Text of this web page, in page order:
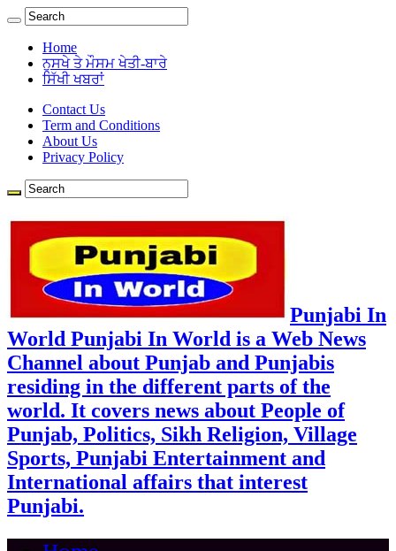
Home
ਨੁਸਖੇ ਤੇ ਮੌਸਮ ਖੇਤੀ-ਬਾਰੇ
ਸਿੱਖੀ ਖਬਰਾਂ
Contact Us
Term and Conditions
About Us
Privacy Policy
Punjabi In
World Punjabi In World is a Web News
Channel about Punjab and Punjabis
residing in the different parts of the
world. It covers news about People of
Punjab, Politics, Sikh Religion, Village
Sports, Punjabi Entertainment and
International affairs that interest
Punjabi.